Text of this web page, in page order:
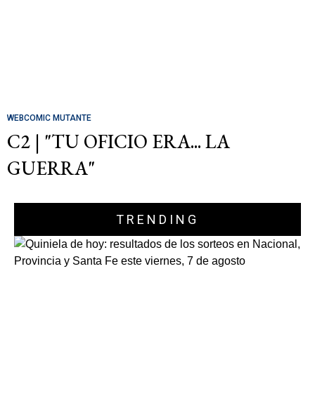
WEBCOMIC MUTANTE
C2 | "TU OFICIO ERA... LA
GUERRA"
TRENDING